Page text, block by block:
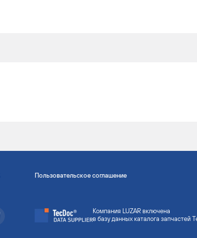
Пользовательское соглашение
Компания LUZAR включена
в базу данных каталога запчастей